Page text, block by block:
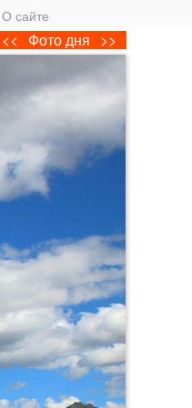
О сайте
<< Фото дня >>